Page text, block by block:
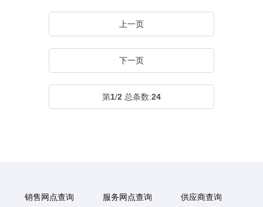
上一页
下一页
第1/2 总条数:24
销售网点查询 服务网点查询 供应商查询